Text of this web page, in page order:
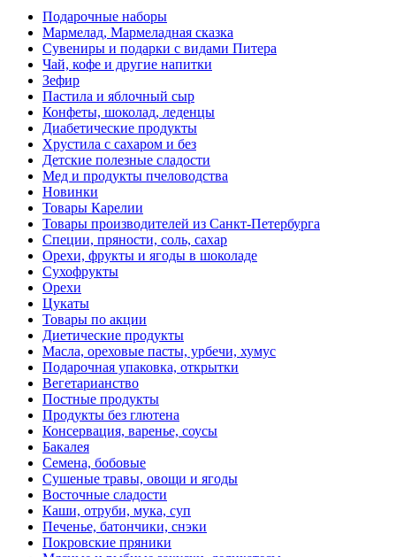
Подарочные наборы
Мармелад, Мармеладная сказка
Сувениры и подарки с видами Питера
Чай, кофе и другие напитки
Зефир
Пастила и яблочный сыр
Конфеты, шоколад, леденцы
Диабетические продукты
Хрустила с сахаром и без
Детские полезные сладости
Мед и продукты пчеловодства
Новинки
Товары Карелии
Товары производителей из Санкт-Петербурга
Специи, пряности, соль, сахар
Орехи, фрукты и ягоды в шоколаде
Сухофрукты
Орехи
Цукаты
Товары по акции
Диетические продукты
Масла, ореховые пасты, урбечи, хумус
Подарочная упаковка, открытки
Вегетарианство
Постные продукты
Продукты без глютена
Консервация, варенье, соусы
Бакалея
Семена, бобовые
Сушеные травы, овощи и ягоды
Восточные сладости
Каши, отруби, мука, суп
Печенье, батончики, снэки
Покровские пряники